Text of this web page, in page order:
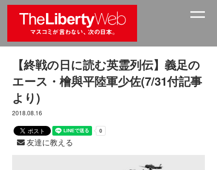
【終戦の日に読む英霊列伝】義足の
エース・檜與平陸軍少佐(7/31付記事
より)
2018.08.16
友達に教える